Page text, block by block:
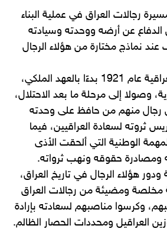
رجالات العراق في عملية البناء
عن أرضه ووحدته وسيادته
عند نماذج مختارة من هؤلاء الرجال
ومنذ تأسيس الدولة العراقية عام 1921 بدءًا بالعهد الملكي،
وصولا إلى مرحلة ما بعد الاحتلال،
رجال منهم من حافظ على وحدته
ثروته لسعادة العراقيين، فيما
الوطنية التي ألحقت الأذى
ومصادرة حقوقه ونهب ثرواته.
هؤلاء الرجال في تاريخ العراق،
مخلصة ومضيئة من رجالات العراق
وكرسوا مناصبهم لسعادته بإرادة
العراقيل ومحددات الحصار الظالم.